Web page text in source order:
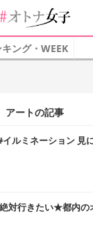
ング・WEEK
アートの記事
イルミネーション
対行きたい★都内の